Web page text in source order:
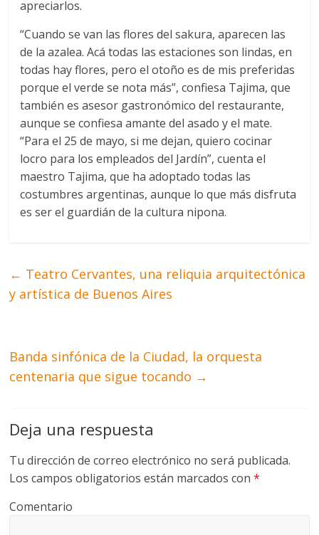
apreciarlos.
“Cuando se van las flores del sakura, aparecen las
de la azalea. Acá todas las estaciones son lindas, en
todas hay flores, pero el otoño es de mis preferidas
porque el verde se nota más”, confiesa Tajima, que
también es asesor gastronómico del restaurante,
aunque se confiesa amante del asado y el mate.
“Para el 25 de mayo, si me dejan, quiero cocinar
locro para los empleados del Jardín”, cuenta el
maestro Tajima, que ha adoptado todas las
costumbres argentinas, aunque lo que más disfruta
es ser el guardián de la cultura nipona.
← Teatro Cervantes, una reliquia arquitectónica
y artística de Buenos Aires
Banda sinfónica de la Ciudad, la orquesta
centenaria que sigue tocando →
Deja una respuesta
Tu dirección de correo electrónico no será publicada.
Los campos obligatorios están marcados con*
Comentario